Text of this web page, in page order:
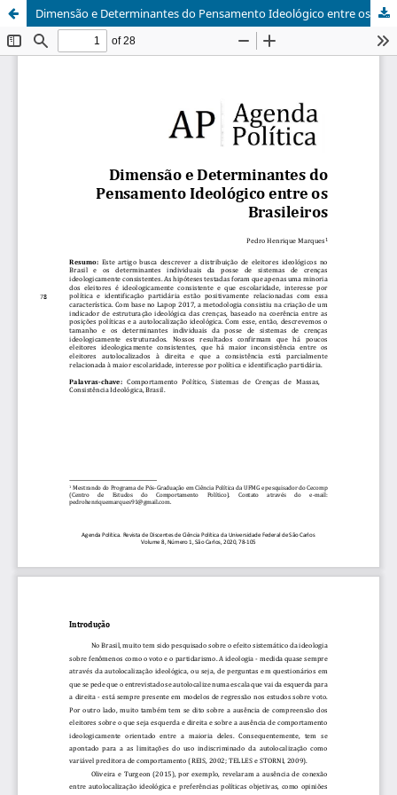
Dimensão e Determinantes do Pensamento Ideológico entre os Brasileiros